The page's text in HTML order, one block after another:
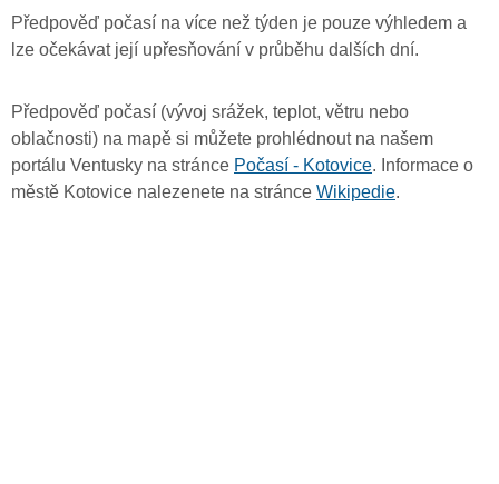
Předpověď počasí na více než týden je pouze výhledem a
lze očekávat její upřesňování v průběhu dalších dní.
Předpověď počasí (vývoj srážek, teplot, větru nebo
oblačnosti) na mapě si můžete prohlédnout na našem
portálu Ventusky na stránce Počasí - Kotovice. Informace o
městě Kotovice nalezenete na stránce Wikipedie.